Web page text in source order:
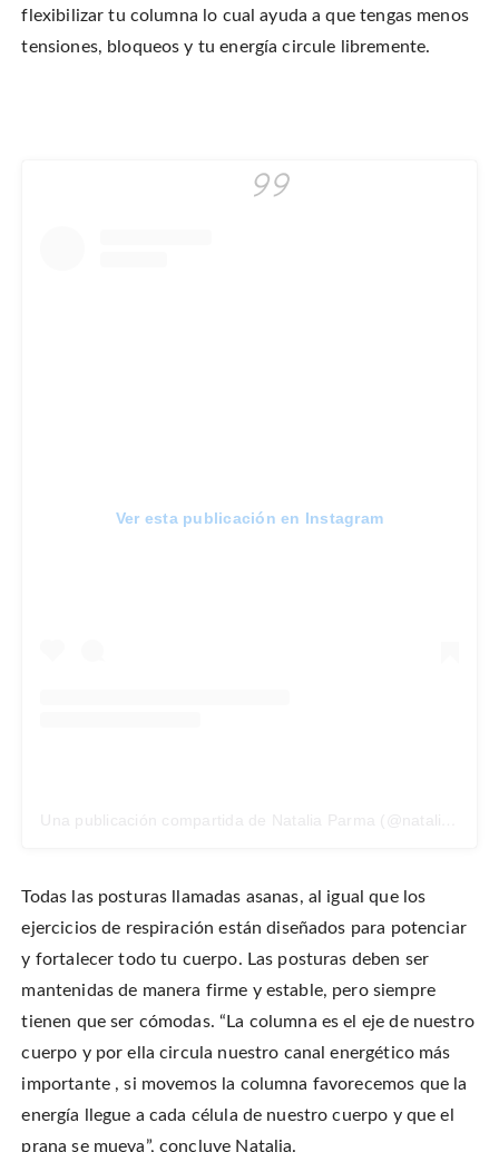
flexibilizar tu columna lo cual ayuda a que tengas menos
tensiones, bloqueos y tu energía circule libremente.
Ver esta publicación en Instagram
Todas las posturas llamadas asanas, al igual que los
ejercicios de respiración están diseñados para potenciar
y fortalecer todo tu cuerpo. Las posturas deben ser
mantenidas de manera firme y estable, pero siempre
tienen que ser cómodas. “La columna es el eje de nuestro
cuerpo y por ella circula nuestro canal energético más
importante , si movemos la columna favorecemos que la
energía llegue a cada célula de nuestro cuerpo y que el
prana se mueva”, concluye Natalia.